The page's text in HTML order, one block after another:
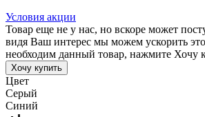
Условия акции
Товар еще не у нас, но вскоре может
видя Ваш интерес мы можем ускорить
необходим данный товар, нажмите Хочу
Хочу купить
Цвет
Серый
Синий